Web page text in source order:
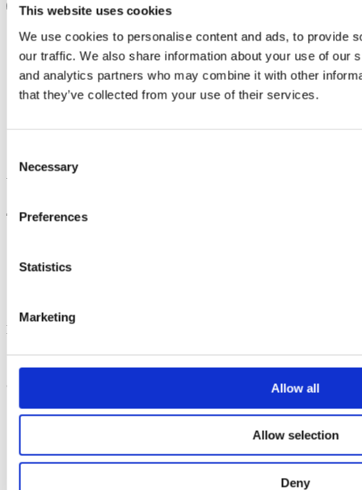
This website uses cookies
We use cookies to personalise content and ads, to provide
our traffic. We also share information about your use of our
and analytics partners who may combine it with other
that they’ve collected from your use of their services.
Selection
Necessary
Preferences
Statistics
Marketing
Allow all
Allow selection
Deny
Åbningstider
Tirsdag - Lørdag
Mandag – Søndag
© 2026 Restaurant Koefoed.
facebook